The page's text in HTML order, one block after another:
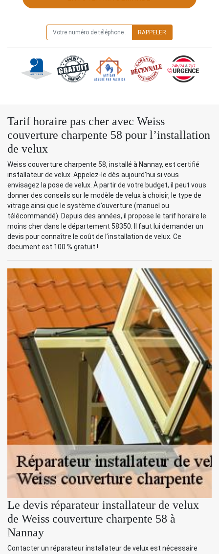
Tarif horaire pas cher avec Weiss
couverture charpente 58 pour l’installation
de velux
Weiss couverture charpente 58, installé à Nannay, est certifié
installateur de velux. Appelez-le dès aujourd’hui si vous
envisagez la pose de velux. À partir de votre budget, il peut vous
donner des conseils sur le modèle de velux à choisir, le type de
vitrage ainsi que le système d’ouverture (manuel ou
télécommandé). Depuis des années, il propose le tarif horaire le
moins cher dans le département 58350. Il faut lui demander un
devis pour connaître le coût de l’installation de velux. Ce
document est 100 % gratuit !
Le devis réparateur installateur de velux
de Weiss couverture charpente 58 à
Nannay
Contacter un réparateur installateur de velux est nécessaire